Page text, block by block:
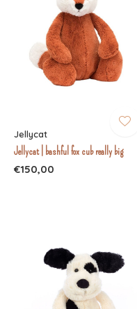
Jellycat
Jellycat | bashful fox cub really big
€150,00